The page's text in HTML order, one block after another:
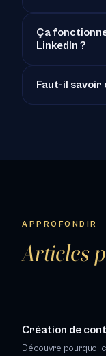
Ça
LinkedIn ?
Faut-il savoir
APPROFONDIR
Articles
Création de
Découvre pourquoi